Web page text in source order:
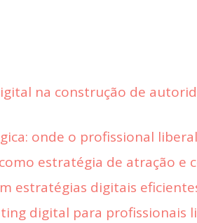
na construção de
onde o profissional
estratégia de atração e
estratégias digitais
digital para profissionais